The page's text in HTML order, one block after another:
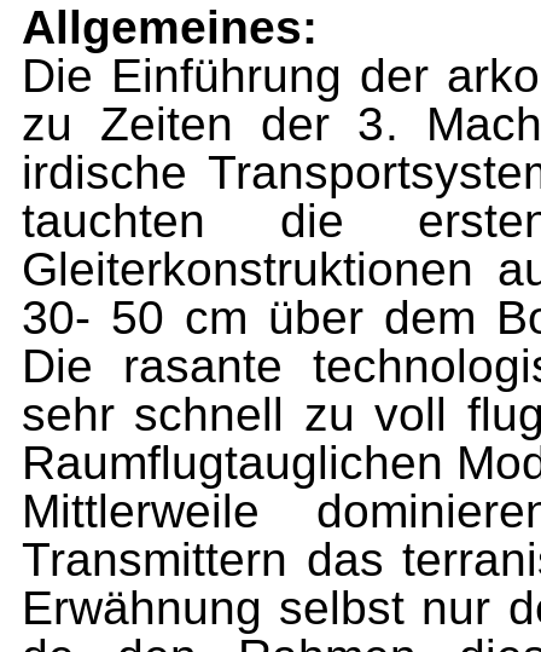
Allgemeines:
Die Einführung der
zu Zeiten der 3.
irdische
tauchten die
Gleiterkonstruktionen
30- 50 cm über dem
Die rasante
sehr schnell zu voll
Raumflugtauglichen
Mittlerweile
Transmittern das
Er­wähnung selbst nur